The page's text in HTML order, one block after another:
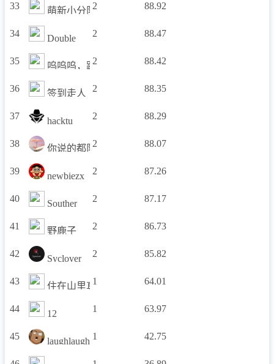
33 萌新小分队2 88.92
34 Double 2 88.47
35 呜呜呜，路过看看
2 88.42
36 签到走人 2 88.35
37 hacktu 2 88.29
38 你说的都队2 88.07
39 newbiezx 2 87.26
40 Souther 2 87.17
41 野鹿子 2 86.73
42 Syclover 2 85.82
43 住在山里真不错
1 64.01
44 12 1 63.97
45 laughlaugh 1 42.75